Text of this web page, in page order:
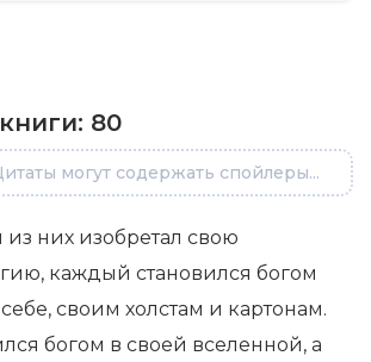
80
могут содержать спойлеры...
них изобретал свою
каждый становился богом
своим холстам и картонам.
богом в своей вселенной, а